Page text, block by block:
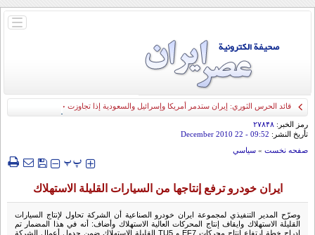
باز
قائد الحرس الثوري: إيران ستدمر أمريكا وإسرائيل والسعودية إذا تجاوزت خطوط طهران
الحمراء
رمز الخبر: ۲۷۸۴۸
تأريخ النشر: 09:52
- 22 December 2010
صفحه نخست » سياسي
‍‍‍ پپ
ايران خودرو ترفع إنتاجها من السيارات القليلة الاستهلاك
وصرّح المدير التنفيذي لمجموعة ايران خودرو الصناعية أن الشركة تحاول لإنتاج السيارات
القليلة الاستهلاك وايقاف إنتاج المحركات العالية الاستهلاك وأضاف: أنه في هذا المضمار تم
إدراج خطة ارتفاع إنتاج محركات EF7 و TU5 القليلة الاستهلاك ضمن جدول أعمال الشركة